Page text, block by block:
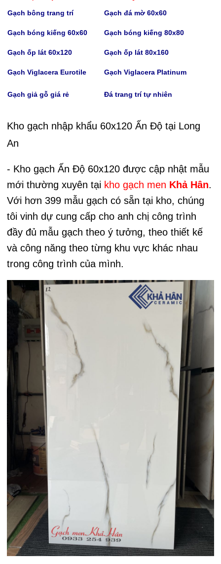
Gạch bông trang trí Gạchđá mờ 60x60
Gạch bóng kiếng 60x60 Gạch bóng kiếng80x80
Gạchốp lát 60x120 Gạchốp lát 80x160
Gạch Viglacera Eurotile Gạch Viglacera Platinum
Gạch giả gỗ giá rẻ Đá trang trí tự nhiên
Kho gạch nhập khẩu 60x120 Ấn Độ tại Long
An
- Kho gạch Ấn Độ 60x120 được cập nhật mẫu
mới thường xuyên tại kho gạch men Khả Hân.
Với hơn 399 mẫu gạch có sẵn tại kho, chúng
tôi vinh dự cung cấp cho anh chị công trình
đầy đủ mẫu gạch theo ý tưởng, theo thiết kế
và công năng theo từng khu vực khác nhau
trong công trình của mình.